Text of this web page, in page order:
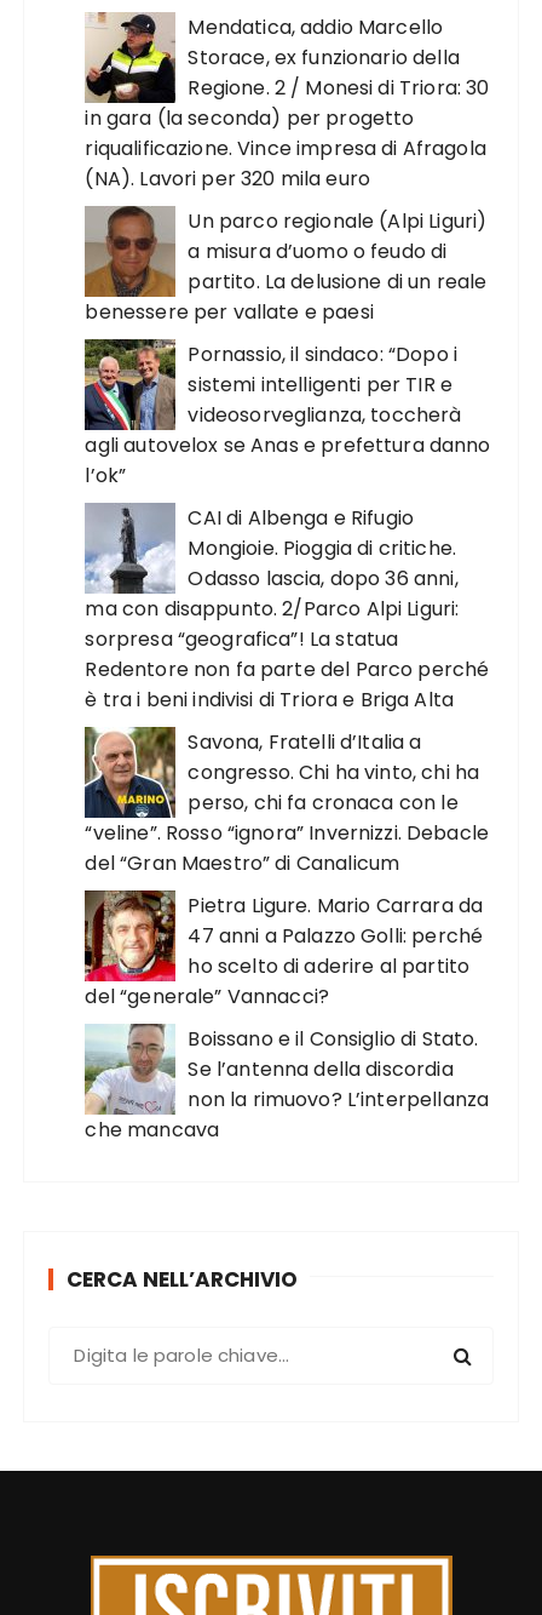
Mendatica, addio Marcello
Storace, ex funzionario della
Regione. 2 / Monesi di Triora: 30
in gara (la seconda) per progetto
riqualificazione. Vince impresa di Afragola
(NA). Lavori per 320 mila euro
Un parco regionale (Alpi Liguri)
a misura d’uomo o feudo di
partito. La delusione di un reale
benessere per vallate e paesi
Pornassio, il sindaco: “Dopo i
sistemi intelligenti per TIR e
videosorveglianza, toccherà
agli autovelox se Anas e prefettura danno
l’ok”
CAI di Albenga e Rifugio
Mongioie. Pioggia di critiche.
Odasso lascia, dopo 36 anni,
ma con disappunto. 2/Parco Alpi Liguri:
sorpresa “geografica”! La statua
Redentore non fa parte del Parco perché
è tra i beni indivisi di Triora e Briga Alta
Savona, Fratelli d’Italia a
congresso. Chi ha vinto, chi ha
perso, chi fa cronaca con le
“veline”. Rosso “ignora” Invernizzi. Debacle
del “Gran Maestro” di Canalicum
Pietra Ligure. Mario Carrara da
47 anni a Palazzo Golli: perché
ho scelto di aderire al partito
del “generale” Vannacci?
Boissano e il Consiglio di Stato.
Se l’antenna della discordia
non la rimuovo? L’interpellanza
che mancava
CERCA NELL’ARCHIVIO